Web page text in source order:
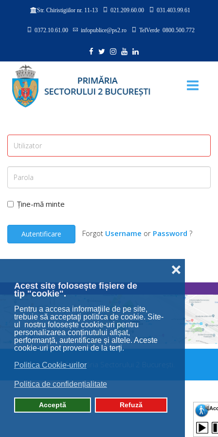
Acest site folosește fișiere de
tip "cookie".
Pentru a accesa informaţiile de pe site,
trebuie să acceptaţi politica de cookie. Site-
ul nostru folosește cookie-uri pentru
personalizarea conținutului afișat,
performanță, autentificare și altele. Aceste
cookie-uri pot proveni de la terți.
Politica Cookie-urilor
Politica de confidențialitate
Acceptă Refuză
❌
Str. Chiristigiilor nr. 11-13 021.209.60.00 031.403.99.61
0372.10.61.00 infopublice@ps2.ro TelVerde 0800.500.772
Ține-mă minte
Autentificare Forgot Username or Password ?
© 2026 Primăria Sectorului 2 București.